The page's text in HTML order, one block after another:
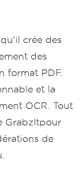
crée des
des
format PDF.
et la
OCR. Tout
GrabzItpour
de